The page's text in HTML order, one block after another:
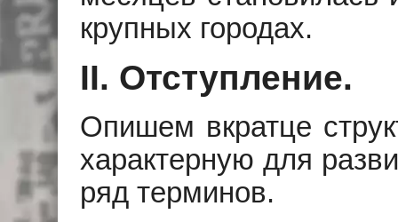
крупных городах.
II. Отступление.
Опишем вкратце
характерную для
ряд терминов.